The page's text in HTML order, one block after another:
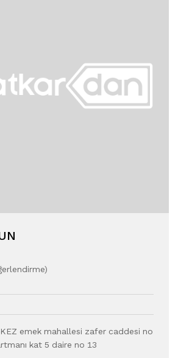
)
emek mahallesi zafer caddesi no
kat 5 daire no 13